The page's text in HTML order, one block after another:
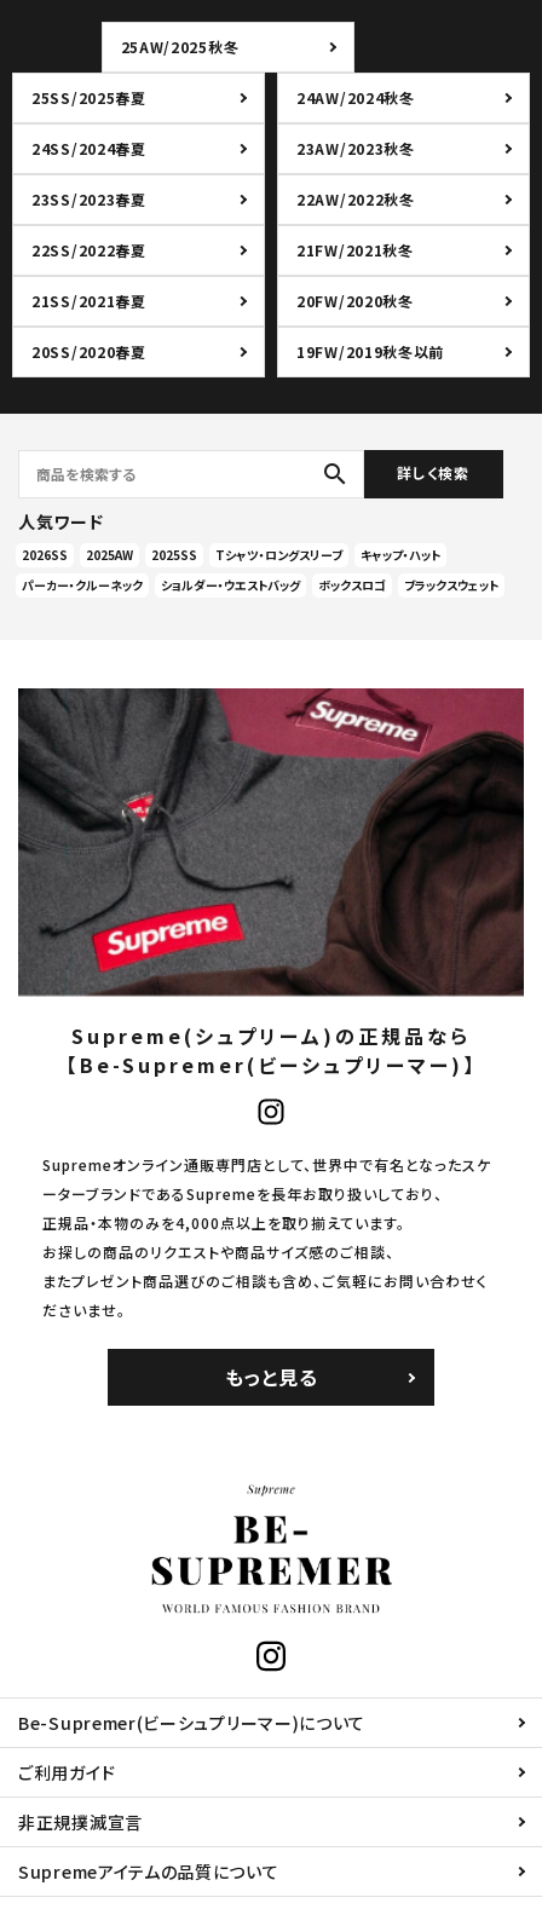
25AW/2025秋冬
25SS/2025春夏 24AW/2024秋冬
24SS/2024春夏 23AW/2023秋冬
23SS/2023春夏 22AW/2022秋冬
22SS/2022春夏 21FW/2021秋冬
21SS/2021春夏 20FW/2020秋冬
20SS/2020春夏 19FW/2019秋冬以前
search 詳しく検索
人気ワード
2026SS 2025AW 2025SS Tシャツ・ロングスリーブ
キャップ・ハット
パーカー・クルーネック
ショルダー・ウエストバッグ ボックスロゴ ブラックスウェット
Supreme(シュプリーム)の正規品なら
【Be-Supremer(ビーシュプリーマー)】
Supremeオンライン通販専門店として、世界中で有名となったスケ
ーターブランドであるSupremeを長年お取り扱いしており、
正規品・本物のみを4,000点以上を取り揃えています。
お探しの商品のリクエストや商品サイズ感のご相談、
またプレゼント商品選びのご相談も含め、ご気軽にお問い合わせく
ださいませ。
もっと見る
Be-Supremer(ビーシュプリーマー)について
ご利用ガイド
非正規撲滅宣言
Supremeアイテムの品質について